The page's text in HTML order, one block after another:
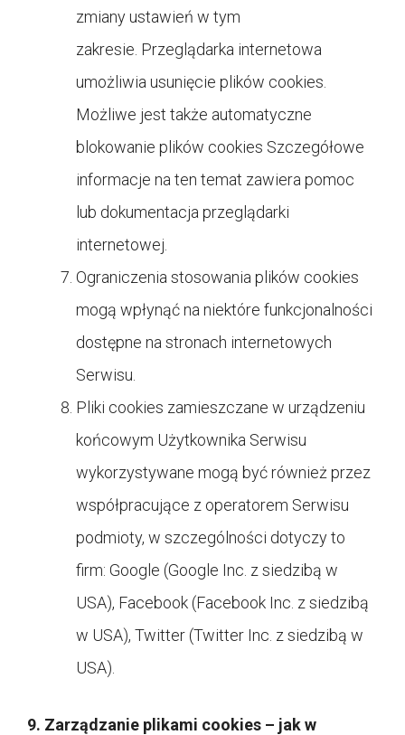
zmiany ustawień w tym
zakresie. Przeglądarka internetowa
umożliwia usunięcie plików cookies.
Możliwe jest także automatyczne
blokowanie plików cookies Szczegółowe
informacje na ten temat zawiera pomoc
lub dokumentacja przeglądarki
internetowej.
Ograniczenia stosowania plików cookies
mogą wpłynąć na niektóre funkcjonalności
dostępne na stronach internetowych
Serwisu.
Pliki cookies zamieszczane w urządzeniu
końcowym Użytkownika Serwisu
wykorzystywane mogą być również przez
współpracujące z operatorem Serwisu
podmioty, w szczególności dotyczy to
firm: Google (Google Inc. z siedzibą w
USA), Facebook (Facebook Inc. z siedzibą
w USA), Twitter (Twitter Inc. z siedzibą w
USA).
9. Zarządzanie plikami cookies – jak w